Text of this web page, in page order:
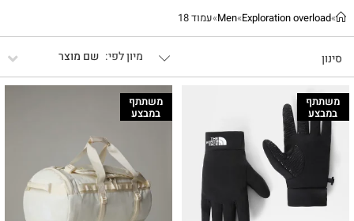
»
Exploration overload
»
Men
»עמוד 18
סינון שם מוצר
משתתף
במבצע
משתתף
במבצע